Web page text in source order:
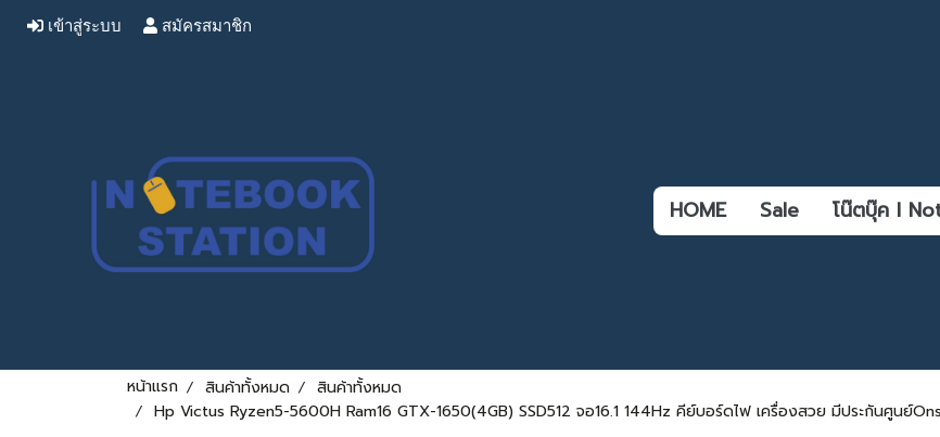
เข้าสู่ระบบ สมัครสมาชิก
HOME Sale โน๊ตบุ๊ค l
หน้าแรก สินค้าทั้งหมด
สินค้าทั้งหมด
Hp Victus Ryzen5-5600H Ram16 GTX-1650(4GB) SSD512 จอ16.1 144Hz คีย์บอร์ดไฟ เครื่องสวย มีประกันศูนย์